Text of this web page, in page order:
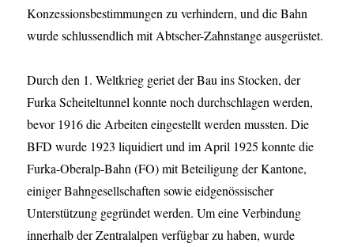
Konzessionsbestimmungen zu verhindern, und die Bahn
wurde schlussendlich mit Abtscher-Zahnstange ausgerüstet.
Durch den 1. Weltkrieg geriet der Bau ins Stocken, der
Furka Scheiteltunnel konnte noch durchschlagen werden,
bevor 1916 die Arbeiten eingestellt werden mussten. Die
BFD wurde 1923 liquidiert und im April 1925 konnte die
Furka-Oberalp-Bahn (FO) mit Beteiligung der Kantone,
einiger Bahngesellschaften sowie eidgenössischer
Unterstützung gegründet werden. Um eine Verbindung
innerhalb der Zentralalpen verfügbar zu haben, wurde